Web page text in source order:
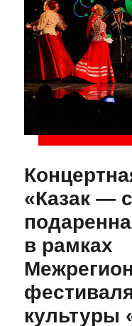
«Казак —
в рамках
культуры